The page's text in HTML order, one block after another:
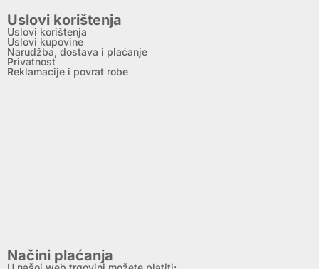
Uslovi korištenja
Uslovi korištenja
Uslovi kupovine
Narudžba, dostava i plaćanje
Privatnost
Reklamacije i povrat robe
Načini plaćanja